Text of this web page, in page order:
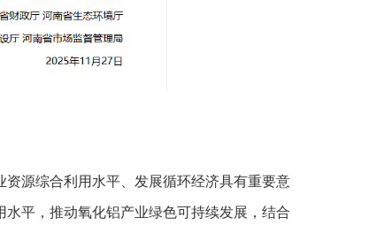
源综合利用水平、发展循环经济具有重要意
平，推动氧化铝产业绿色可持续发展，结合